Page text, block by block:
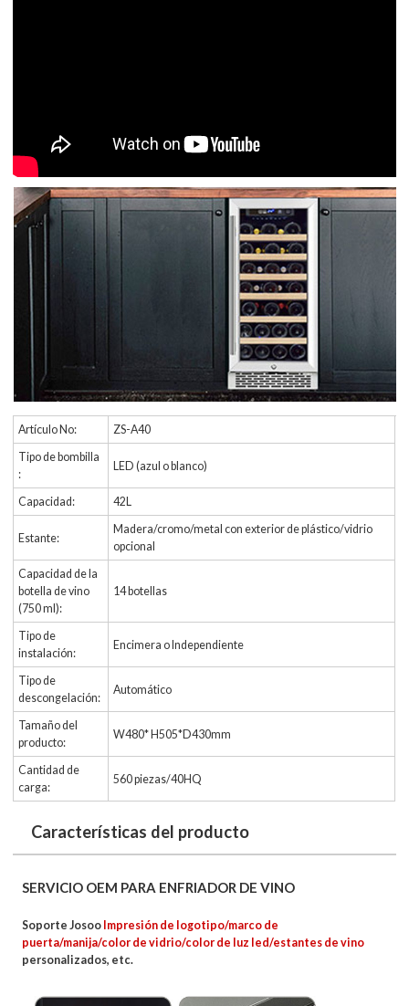
Artículo No:
ZS-A40
Tipo de bombilla
:
LED (azul o blanco)
Capacidad: 42L
Estante:
Madera/cromo/metal con exterior de plástico/vidrio
opcional
Capacidad de la
botella de vino
(750 ml):
14 botellas
Tipo de
instalación:
Encimera o Independiente
Tipo de
descongelación:
Automático
Tamaño del
producto:
W480* H505*D430mm
Cantidad de
carga:
560 piezas/40HQ
Características del producto
SERVICIO OEM PARA ENFRIADOR DE VINO
Soporte Josoo Impresión de logotipo/marco de
puerta/manija/color de vidrio/color de luz led/estantes de vino
personalizados, etc.